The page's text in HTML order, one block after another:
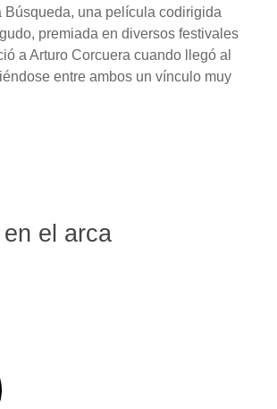
Búsqueda, una película codirigida
premiada en diversos festivales
a Arturo Corcuera cuando llegó al
entre ambos un vínculo muy
el arca